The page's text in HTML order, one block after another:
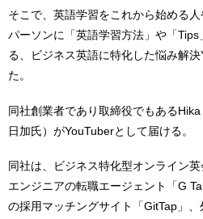
そこで、英語学習をこれから始める
パーソンに「英語学習方法」や「
る、ビジネス英語に特化した悩み解
た。
同社創業者であり取締役でもある
日加氏）がYouTuberとして届ける。
同社は、ビジネス特化型オンライン
エンジニアの転職エージェント「G
の採用マッチングサイト「GitTap」